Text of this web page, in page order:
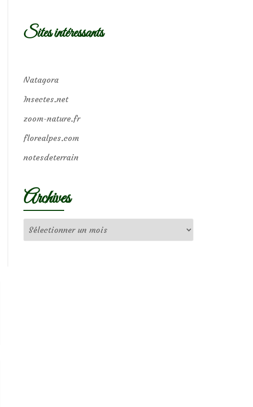
Sites intéressants
Natagora
Insectes.net
zoom-nature.fr
florealpes.com
notesdeterrain
Archives
Archives